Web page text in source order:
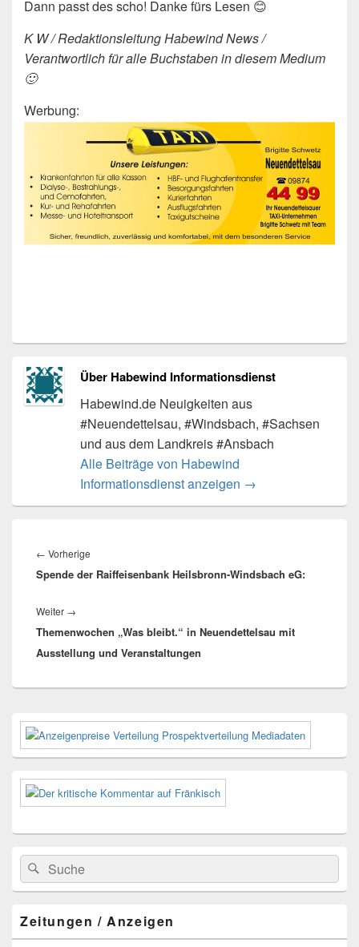
Dann passt des scho! Danke fürs Lesen 😊
K W / Redaktionsleitung Habewind News /
Verantwortlich für alle Buchstaben in diesem Medium
🙂
Werbung:
Über Habewind Informationsdienst
Habewind.de Neuigkeiten aus
#Neuendettelsau, #Windsbach, #Sachsen
und aus dem Landkreis #Ansbach
Alle Beiträge von Habewind
Informationsdienst anzeigen →
← Vorherige
Beitrag:
Spende der Raiffeisenbank Heilsbronn-Windsbach eG:
Weiter →
Beitrag:
Themenwochen „Was bleibt.“ in Neuendettelsau mit
Ausstellung und Veranstaltungen
Primärer
Seitenleisten-
Widgetbereich
Suchen
nach:
Suchen
Zeitungen / Anzeigen